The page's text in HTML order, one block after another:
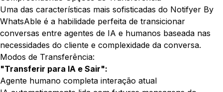
Uma das características mais sofisticadas do Notifyer By
WhatsAble é a habilidade perfeita de transicionar
conversas entre agentes de IA e humanos baseada nas
necessidades do cliente e complexidade da conversa.
Modos de Transferência:
"Transferir para IA e Sair":
Agente humano completa interação atual